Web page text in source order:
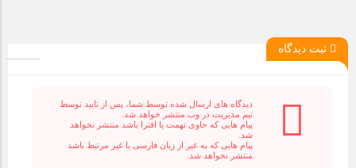
ثبت دیدگاه
دیدگاه های ارسال شده توسط شما، پس از تایید توسط
تیم مدیریت در وب منتشر خواهد شد.
پیام هایی که حاوی تهمت یا افترا باشد منتشر نخواهد
شد.
پیام هایی که به غیر از زبان فارسی یا غیر مرتبط باشد
منتشر نخواهد شد.